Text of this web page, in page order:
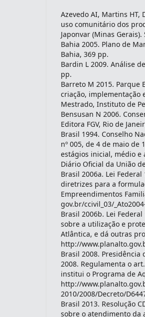
Azevedo AI, Martins HT,
uso comunitário dos
Japonvar (Minas
Bahia 2005. Plano de
Bahia, 369 pp.
Bardin L 2009. Análise
pp.
Barreto M 2015. Parque
criação, implementação
Mestrado, Instituto de
Bensusan N 2006.
Editora FGV, Rio de
Brasil 1994. Conselho
nº 005, de 4 de maio de
estágios inicial, médio e
Diário Oficial da União
Brasil 2006a. Lei
diretrizes para a
Empreendimentos
gov.br/ccivil_03/
Brasil 2006b. Lei
sobre a utilização e
Atlântica, e dá outras
http://
Brasil 2008. Presidência
2008. Regulamenta o
institui o Programa de
http://
2010/2008/Decreto/
Brasil 2013. Resolução
sobre o atendimento da